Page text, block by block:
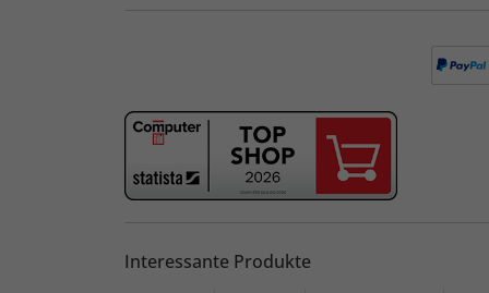
Interessante Produkte